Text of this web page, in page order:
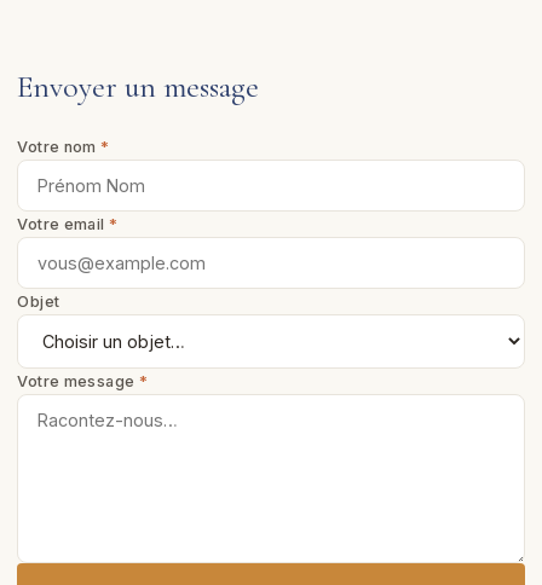
Envoyer un message
Votre nom*
Votre email *
Objet
Votre message *